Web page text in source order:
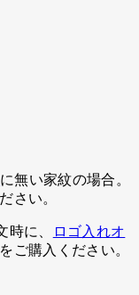
に無い家紋の場合。
さい。
に、
ロゴ入れオ
をご購入ください。